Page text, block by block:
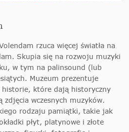
rzuca więcej światła na
Skupia się na rozwoju muzyki
w tym na palinsound (lub
Muzeum prezentuje
które dają historyczny
zdjęcia wczesnych muzyków.
rodzaju pamiątki, takie jak
płyt, platynowe i złote